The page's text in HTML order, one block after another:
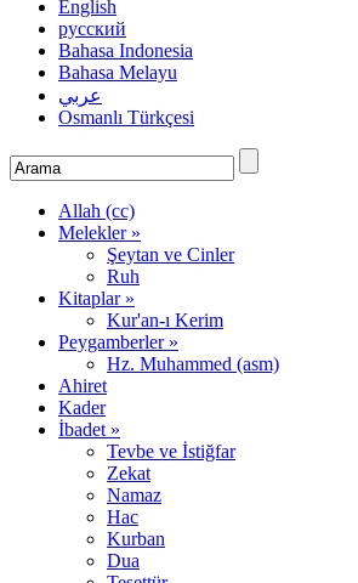
English
русский
Bahasa Indonesia
Bahasa Melayu
عربي
Osmanlı Türkçesi
Allah (cc)
Melekler »
Şeytan ve Cinler
Ruh
Kitaplar »
Kur'an-ı Kerim
Peygamberler »
Hz. Muhammed (asm)
Ahiret
Kader
İbadet »
Tevbe ve İstiğfar
Zekat
Namaz
Hac
Kurban
Dua